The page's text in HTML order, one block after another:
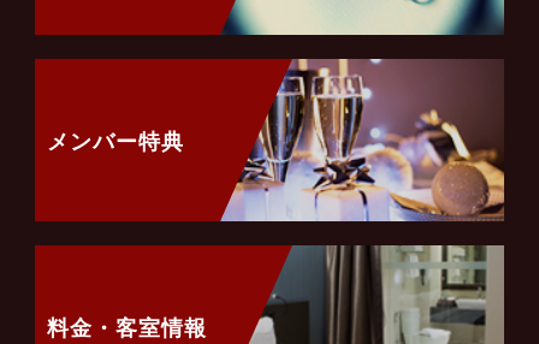
メンバー特典
料金・客室情報